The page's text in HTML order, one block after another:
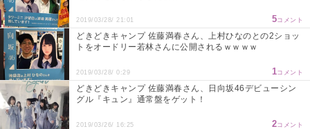
2019/03/28/ 21:01 5コメント
どきどきキャンプ 佐藤満春さん、上村ひなのとの2ショッ
トをオードリー若林さんに公開されるｗｗｗｗ
2019/03/28/ 0:29 1コメント
どきどきキャンプ 佐藤満春さん、日向坂46デビューシン
グル『キュン』通常盤をゲット！
2019/03/26/ 16:25 2コメント